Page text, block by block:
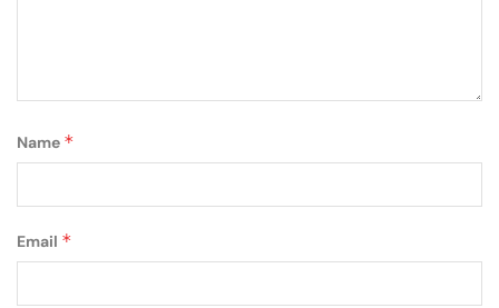
Name *
Email *